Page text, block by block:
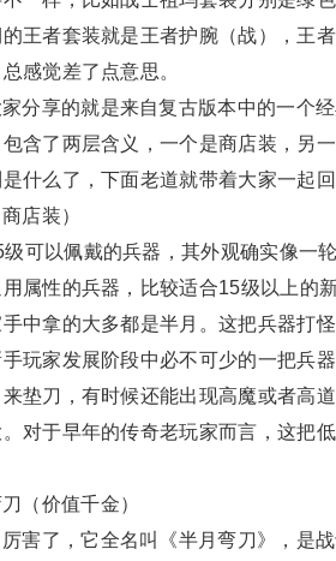
王者套装就是王者护腕（战），王
感觉差了点意思。
分享的就是来自复古版本中的一个
含了两层含义，一个是商店装，另
什么了，下面老道就带着大家一起
店装）
可以佩戴的兵器，其外观确实像一
属性的兵器，比较适合15级以上的
中拿的大多都是半月。这把兵器打
玩家发展阶段中必不可少的一把兵
垫刀，有时候还能出现高魔或者高
对于早年的传奇老玩家而言，这把
（价值千金）
害了，它全名叫《半月弯刀》，是